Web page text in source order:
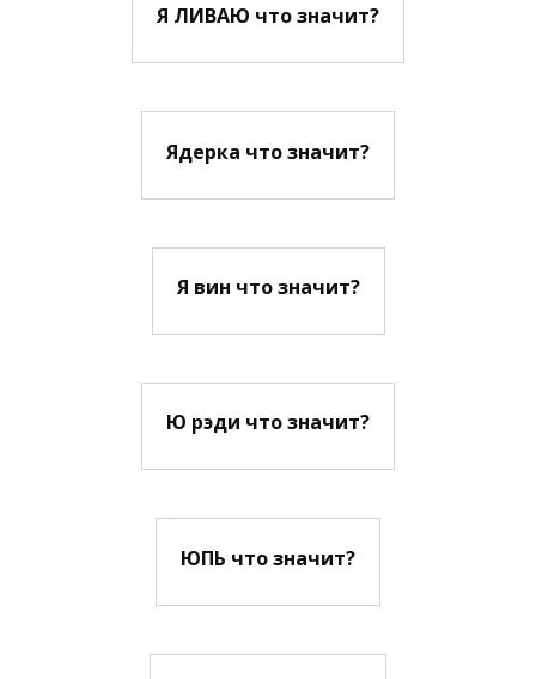
Я ЛИВАЮ что значит?
Ядерка что значит?
Я вин что значит?
Ю рэди что значит?
ЮПЬ что значит?